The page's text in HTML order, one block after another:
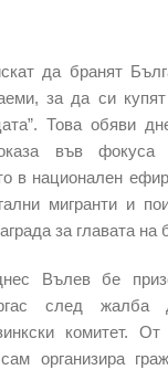
да бранят
за да си
Това обяви
във фокуса
в национален
мигранти и
за главата на
Вълев бе
след жалба
комитет.
организира